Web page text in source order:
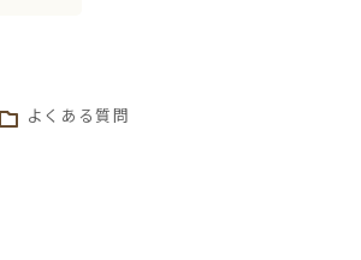
よくある質問